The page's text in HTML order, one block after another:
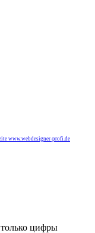
www.webdesigner-profi.de
цифры